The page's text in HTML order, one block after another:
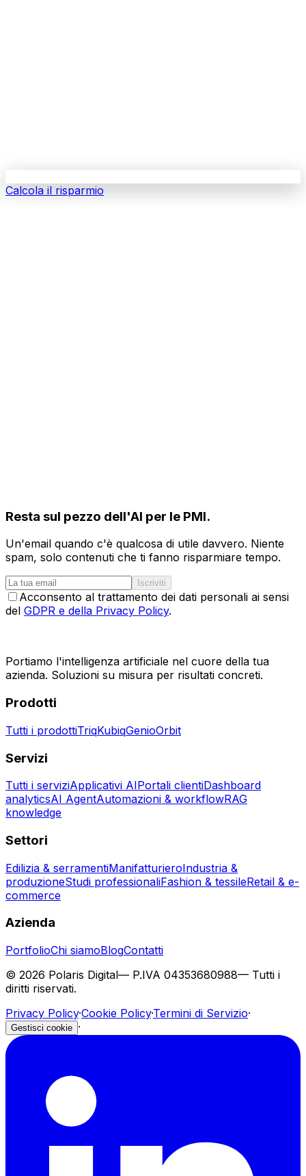
Calcola il risparmio
Resta sul pezzo dell'AI per le PMI.
Un'email quando c'è qualcosa di utile davvero. Niente
spam, solo contenuti che ti fanno risparmiare tempo.
Iscriviti
Acconsento al trattamento dei dati personali ai sensi
del GDPR e della Privacy Policy.
Portiamo l'intelligenza artificiale nel cuore della tua
azienda. Soluzioni su misura per risultati concreti.
Prodotti
Tutti i prodottiTriqKubiqGenioOrbit
Servizi
Tutti i serviziApplicativi AIPortali clientiDashboard
analyticsAI AgentAutomazioni & workflowRAG
knowledge
Settori
Edilizia & serramentiManifatturieroIndustria &
produzioneStudi professionaliFashion & tessileRetail & e-
commerce
Azienda
PortfolioChi siamoBlogContatti
© 2026 Polaris Digital— P.IVA 04353680988— Tutti i
diritti riservati.
Privacy Policy·Cookie Policy·Termini di Servizio·
Gestisci cookie ·